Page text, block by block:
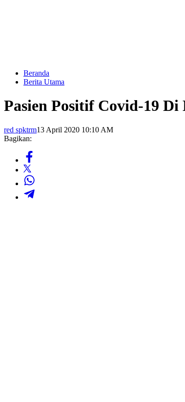
Beranda
Berita Utama
Pasien Positif Covid-19
red spktrm13 April 2020 10:10 AM
Bagikan: